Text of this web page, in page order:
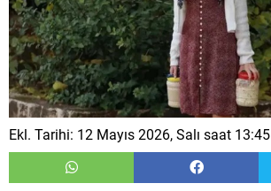
Ekl. Tarihi: 12 Mayıs 2026, Salı saat 13:45